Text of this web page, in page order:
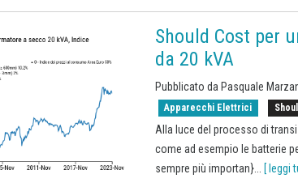
Should Cost per
da 20 kVA
Pubblicato da Pasquale
Apparecchi Elettrici
Alla luce del processo di
come ad esempio le batterie
sempre più importan}... [ leggi